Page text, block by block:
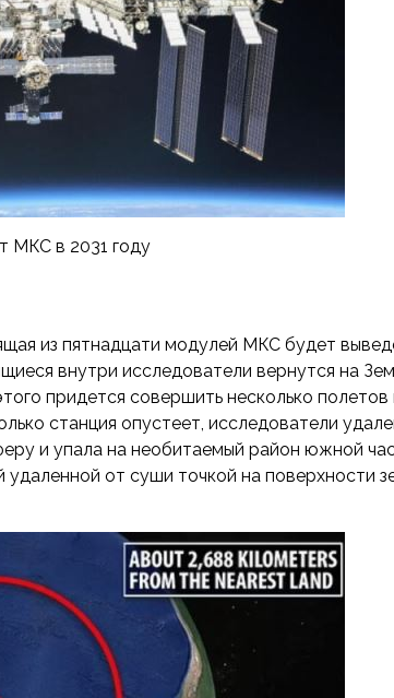
МКС в 2031 году
из пятнадцати модулей МКС будет
внутри исследователи вернутся на
придется совершить несколько полетов
станция опустеет, исследователи
и упала на необитаемый район южной
от суши точкой на поверхности